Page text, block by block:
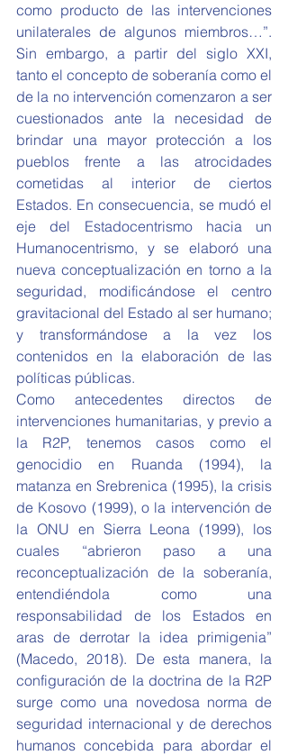
como producto de las intervenciones
unilaterales de algunos miembros…”.
Sin embargo, a partir del siglo XXI,
tanto el concepto de soberanía como el
de la no intervención comenzaron a ser
cuestionados ante la necesidad de
brindar una mayor protección a los
pueblos frente a las atrocidades
cometidas al interior de ciertos
Estados. En consecuencia, se mudó el
eje del Estadocentrismo hacia un
Humanocentrismo, y se elaboró una
nueva conceptualización en torno a la
seguridad, modificándose el centro
gravitacional del Estado al ser humano;
y transformándose a la vez los
contenidos en la elaboración de las
políticas públicas.
Como antecedentes directos de
intervenciones humanitarias, y previo a
la R2P, tenemos casos como el
genocidio en Ruanda (1994), la
matanza en Srebrenica (1995), la crisis
de Kosovo (1999), o la intervención de
la ONU en Sierra Leona (1999), los
cuales “abrieron paso a una
reconceptualización de la soberanía,
entendiéndola como una
responsabilidad de los Estados en
aras de derrotar la idea primigenia”
(Macedo, 2018). De esta manera, la
configuración de la doctrina de la R2P
surge como una novedosa norma de
seguridad internacional y de derechos
humanos concebida para abordar el